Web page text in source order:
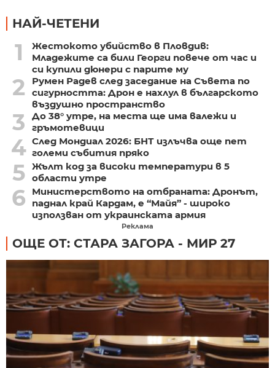
НАЙ-ЧЕТЕНИ
1
Жестокото убийство в Пловдив:
Младежите са били Георги повече от час и
си купили дюнери с парите му
2
Румен Радев след заседание на Съвета по
сигурността: Дрон е нахлул в българското
въздушно пространство
3
До 38° утре, на места ще има валежи и
гръмотевици
4 След Мондиал 2026: БНТ излъчва още пет
големи събития пряко
5 Жълт код за високи температури в 5
области утре
6
Министерството на отбраната: Дронът,
паднал край Кардам, е “Майя” - широко
използван от украинската армия
Реклама
ОЩЕ ОТ: СТАРА ЗАГОРА - МИР 27